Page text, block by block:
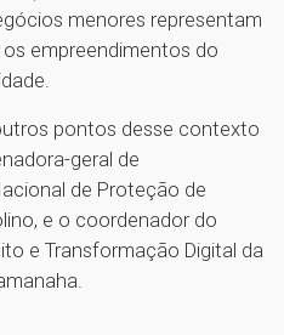
menores representam
empreendimentos do
pontos desse contexto
geral de
de Proteção de
e o coordenador do
e Transformação Digital da